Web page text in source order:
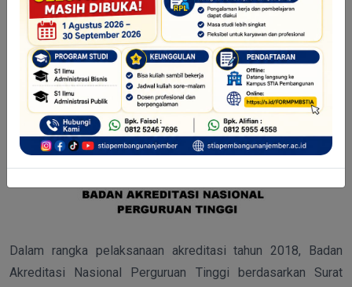
BADAN AKREDITASI NASIONAL
PERGURUAN TINGGI
Senin, 24 Feb 2025, 10:53:00 WIB - 1132 Hit
Dalam rangka pelaksanaan akreditasi tahun 2018, Badan
Akreditasi Nasional Perguruan Tinggi berdasarkan Surat